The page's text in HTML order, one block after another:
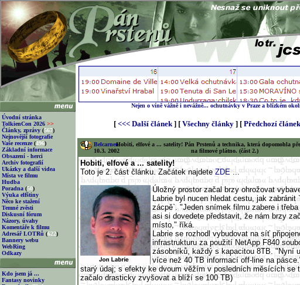
Úvodní stránka
TolkienCon 2026 >>
Články, zprávy (567)
Nejnovější fotografie
Vaše recenze (496)
Základní informace
Obsazení - herci
Archiv fotografií
Ukázky a další videa
Místa ve filmu
Hudba
Poradna (50)
Výuka elfštiny
Něco ke stažení
Temné zvěsti
Diskusní fórum
Názory, úvahy
Komentáře k filmu
Adresář LOTRů (622)
Bannery webu
WebRing
Odkazy
Kdo jsem já ...
Fantasy novinky
Nejen o víně vážně i nevážně... ochutnávky v Praze a blízkém
[ <<< Další článek] [ Všechny články ] [ Předchozí
Belcarnen
10.3. 2002
Hobiti, elfové a ... satelity! Pán Prstenů a technika, která dopomohla
na filmové plátno. (část 2.)
Hobiti, elfové a ... satelity!
Toto je 2. část článku. Začátek najdeteZDE...
Úložný prostor začal brzy ohrožovat
Labrie byl nucen hledat cestu, jak zabránit
zácpě`. "Jeden snímek filmu zabere i
asi si dovedete představit, že nám brzy
místo," říká.
Labrie se rozhodl vybudovat na síť
infrastrukturu za použití NetApp F840
zásobníků, každý s kapacitou 8TB. "Nyní
více než 40 TB informací off-line na
starý údaj; s efekty ke dvoum věžím v posledních měsících se
začalo drasticky zvyšovat a blíží se 100 TB)